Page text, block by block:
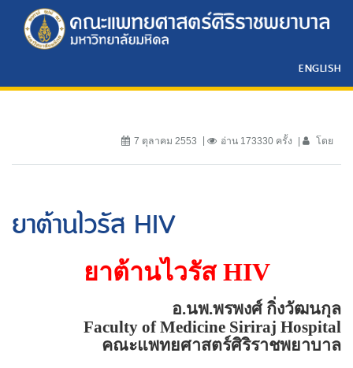
ENGLISH
7 ตุลาคม 2553 อ่าน 173330 ครั้ง โดย
ยาต้านไวรัส HIV
ยาต้านไวรัสHIV
อ.นพ.พรพงศ์ กิ่งวัฒนกุล
Faculty ofMedicine Siriraj Hospital
คณะแพทยศาสตร์ศิริราชพยาบาล